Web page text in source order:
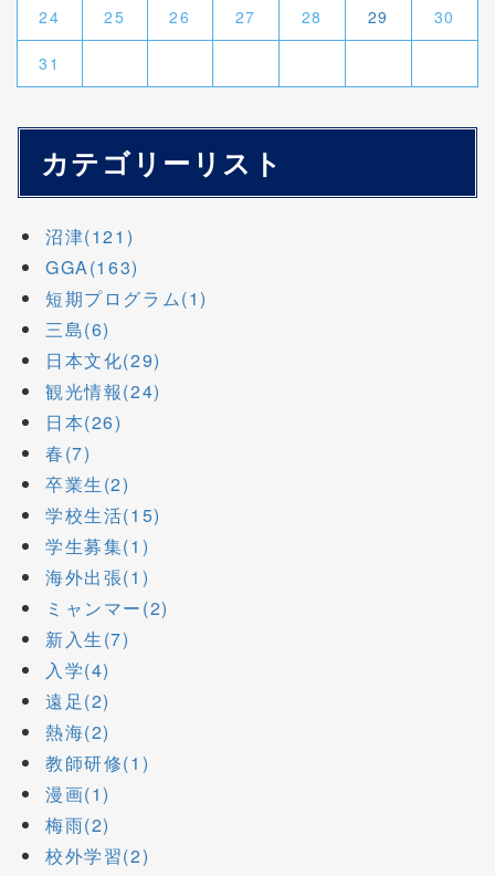
24 25 26 27 28 29 30
31
カテゴリーリスト
沼津(121)
GGA(163)
短期プログラム(1)
三島(6)
日本文化(29)
観光情報(24)
日本(26)
春(7)
卒業生(2)
学校生活(15)
学生募集(1)
海外出張(1)
ミャンマー(2)
新入生(7)
入学(4)
遠足(2)
熱海(2)
教師研修(1)
漫画(1)
梅雨(2)
校外学習(2)